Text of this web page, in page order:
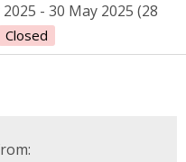
- 30 May 2025 (28
Closed